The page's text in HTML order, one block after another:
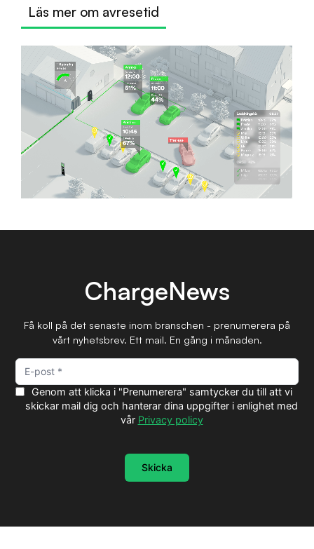
Läs mer om avresetid
ChargeNews
Få koll på det senaste inom branschen - prenumerera på
vårt nyhetsbrev. Ett mail. En gång i månaden.
Genom att klicka i "Prenumerera" samtycker du till att vi
skickar mail dig och hanterar dina uppgifter i enlighet med
vår Privacy policy
Skicka